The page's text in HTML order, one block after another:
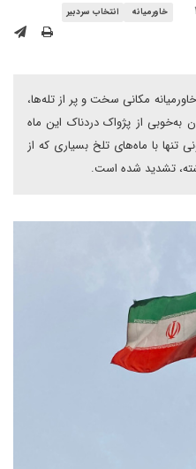
خاورمیانه انتخاب سردبیر
مکانی سخت و پر از تله‌ها،
به‌خوبی از پژواک دردناک این ماه
با ماه‌های تلخ بسیاری که از
تشدید شده است.